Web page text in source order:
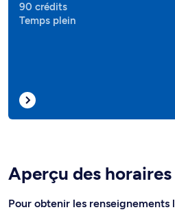
90 crédits
Temps plein
Aperçu des horaires
Pour obtenir les renseignements